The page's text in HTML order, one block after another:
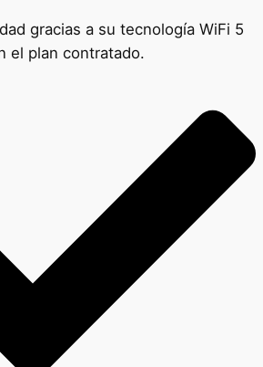
gracias a su tecnología WiFi 5
el plan contratado.